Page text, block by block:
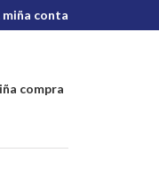
miña conta
compra